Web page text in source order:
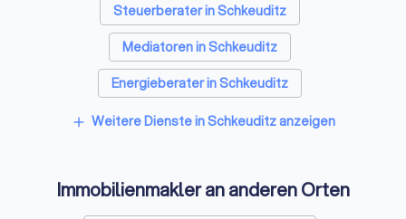
Steuerberater in Schkeuditz
Mediatoren in Schkeuditz
Energieberater in Schkeuditz
add Weitere Dienste in Schkeuditz anzeigen
Immobilienmakler an anderen Orten